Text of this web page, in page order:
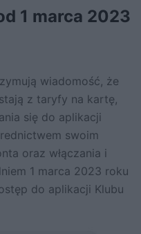
1 marca 2023
wiadomość, że
z taryfy na kartę,
się do aplikacji
swoim
oraz włączania i
1 marca 2023 roku
do aplikacji Klubu